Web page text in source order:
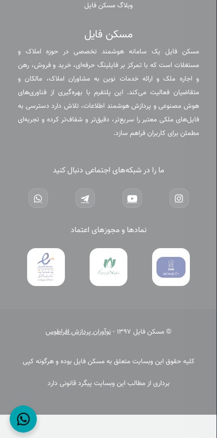
وبلاگ مسکن فایل
مسکن فایل
مسکن فایل یک سامانه هوشمند تخصصی در حوزه املاک و
مستغلات است که با تمرکز بر فایلینگ حرفه‌ای، خرید و فروش، رهن
و اجاره ملک و ارائه خدمات نوین به مشاوران املاک، مالکان و
متقاضیان فعالیت می‌کند. این پلتفرم با بهره‌گیری از فناوری‌های
هوش مصنوعی و پردازش هوشمند اطلاعات، تلاش دارد دسترسی به
فایل‌های ملکی معتبر را سریع‌تر، دقیق‌تر و شفاف‌تر کرده و تجربه‌ای
مطمئن برای کاربران فراهم سازد.
ما را در شبکه‌های اجتماعی دنبال کنید
نمادها و مجوزهای اعتماد
© مسکن فایل 1397 - نوآوران پردازش افراطوس
کلیه حقوق این وبسایت متعلق به مسکن فایل بوده و هرگونه کپی
برداری از مطالب این وبسایت پیگرد قانونی دارد